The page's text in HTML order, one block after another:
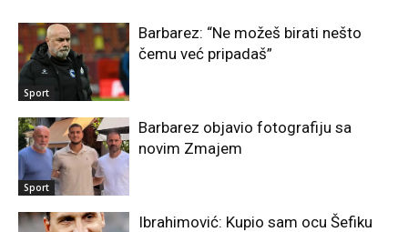
Sport
Barbarez: “Ne možeš birati nešto
čemu već pripadaš”
Sport
Barbarez objavio fotografiju sa
novim Zmajem
Ibrahimović: Kupio sam ocu Šefiku